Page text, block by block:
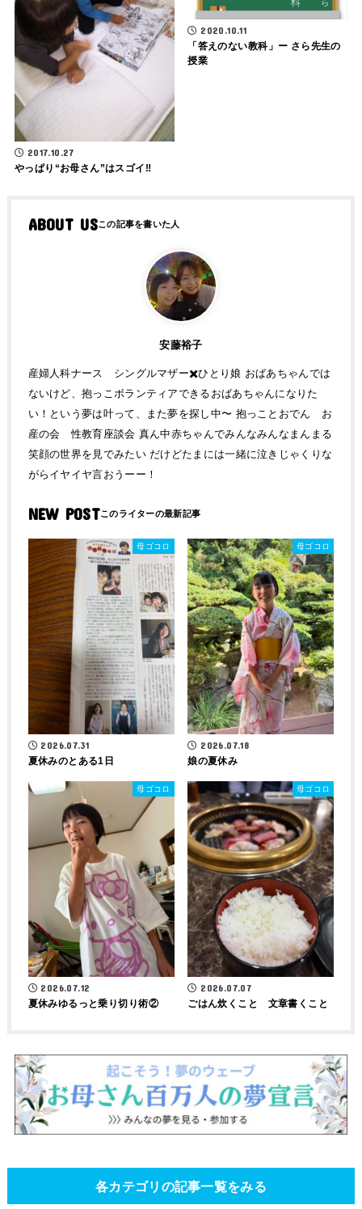
2017.10.27
やっぱり“お母さん”はスゴイ‼
2020.10.11
「答えのない教科」ー さら先生の
授業
ABOUT US
安藤裕子
産婦人科ナース シングルマザー✖️ひとり娘 おばあちゃんでは
ないけど、抱っこボランティアできるおばあちゃんになりた
い！という夢は叶って、また夢を探し中〜 抱っことおでん お
産の会 性教育座談会 真ん中赤ちゃんでみんなみんなまんまる
笑顔の世界を見でみたい だけどたまには一緒に泣きじゃくりな
がらイヤイヤ言おうーー！
NEW POST
母ゴコロ
2026.07.31
夏休みのとある1日
母ゴコロ
2026.07.18
娘の夏休み
母ゴコロ
2026.07.12
夏休みゆるっと乗り切り術②
母ゴコロ
2026.07.07
ごはん炊くこと 文章書くこと
各カテゴリの記事一覧をみる